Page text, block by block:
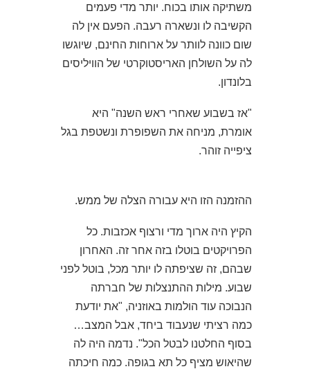
משתיקה אותו בכוח. יותר מדי פעמים
הקשיבה לו ונשארה רעבה. הפעם אין לה
שום כוונה לוותר על ארוחות החינם, שיוגשו
לה על השולחן האריסטוקרטי של הוויליסים
בלונדון.
"אז בשבוע שאחרי ראש השנה" היא
אומרת, מניחה את השפופרת ונשטפת בגל
ציפייה זוהר.
ההזמנה הזו היא עבורה הצלה של ממש.
הקיץ היה ארוך מדי ורצוף אכזבות. כל
הפרויקטים בוטלו בזה אחר זה. האחרון
שבהם, זה שציפתה לו יותר מכל, בוטל לפני
שבוע. מילות ההתנצלות של חברתה
הנבוכה עוד הולמות באוזניה, "את יודעת
כמה רציתי שנעבוד ביחד, אבל המצב…
בסוף החלטנו לבטל הכל". נדמה היה לה
שהיאוש מציף כל תא בגופה. כמה חיכתה